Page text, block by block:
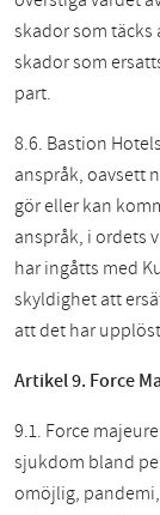
skador som täcks
skador som
part.
8.6. Bastion
anspråk, oavsett
gör eller kan
anspråk, i ordets
har ingåtts med
skyldighet att
att det har
Artikel 9. Force
9.1. Force
sjukdom bland
omöjlig,